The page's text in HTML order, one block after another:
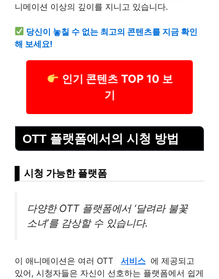
니메이션 이상의 깊이를 지니고 있습니다.
당신이 놓칠 수 없는 최고의 콘텐츠를 지금 확인
해 보세요!
인기 콘텐츠 TOP 10 보
기
OTT 플랫폼에서의 시청 방법
시청 가능한 플랫폼
다양한 OTT 플랫폼에서 ‘달려라 불꽃
소녀’를 감상할 수 있습니다.
이 애니메이션은 여러 OTT 서비스 에 제공되고
있어, 시청자들은 자신이 선호하는 플랫폼에서 쉽게